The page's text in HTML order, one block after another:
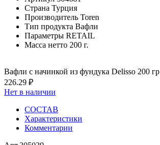
Страна Турция
Производитель Toren
Тип продукта Вафли
Параметры RETAIL
Масса нетто 200 г.
Вафли с начинкой из фундука Delisso 200 гр
226.29 ₽
Нет в наличии
СОСТАВ
Характеристики
Комментарии